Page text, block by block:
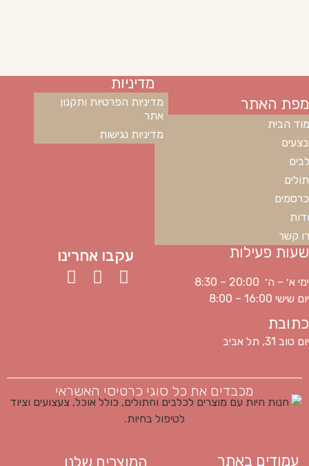
מפת האתר
הבית
קשר
מדיניות
מדיניות הפרטיות ותקנון
אתר
מדיניות נגישות
שעות פעילות
ימי א׳ – ה׳ 20:00 – 8:30
יום שישי 16:00 – 8:00
כתובת
יום טוב 31, תל אביב
עקבו אחרינו
מכבדים את כל סוגי כרטיסי האשראי
עמודים באתר המוצרים שלנו